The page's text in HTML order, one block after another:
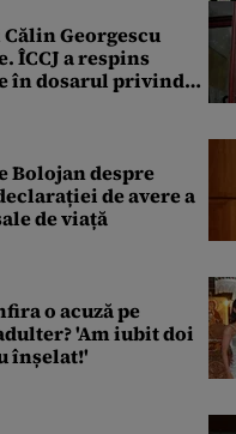
Georgescu
ÎCCJ a respins
în dosarul privind
Bolojan despre
de avere a
de viață
o acuză pe
'Am iubit doi
înșelat!'